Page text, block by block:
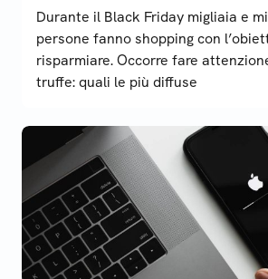
Durante il Black Friday migliaia e
persone fanno shopping con
risparmiare. Occorre fare
truffe: quali le più diffuse